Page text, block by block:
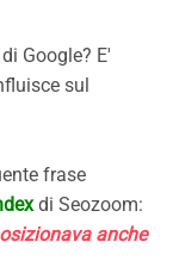
Google? E'
sul
frase
di Seozoom:
anche